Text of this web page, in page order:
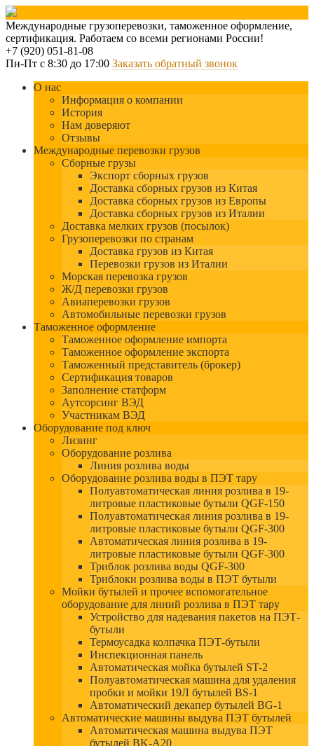
Международные грузоперевозки, таможенное оформление,
сертификация. Работаем со всеми регионами России!
+7 (920) 051-81-08
Пн-Пт с 8:30 до 17:00 Заказать обратный звонок
О нас
Информация о компании
История
Нам доверяют
Отзывы
Международные перевозки грузов
Сборные грузы
Экспорт сборных грузов
Доставка сборных грузов из Китая
Доставка сборных грузов из Европы
Доставка сборных грузов из Италии
Доставка мелких грузов (посылок)
Грузоперевозки по странам
Доставка грузов из Китая
Перевозки грузов из Италии
Морская перевозка грузов
Ж/Д перевозки грузов
Авиаперевозки грузов
Автомобильные перевозки грузов
Таможенное оформление
Таможенное оформление импорта
Таможенное оформление экспорта
Таможенный представитель (брокер)
Сертификация товаров
Заполнение статформ
Аутсорсинг ВЭД
Участникам ВЭД
Оборудование под ключ
Лизинг
Оборудование розлива
Линия розлива воды
Оборудование розлива воды в ПЭТ тару
Полуавтоматическая линия розлива в 19-
литровые пластиковые бутыли QGF-150
Полуавтоматическая линия розлива в 19-
литровые пластиковые бутыли QGF-300
Автоматическая линия розлива в 19-
литровые пластиковые бутыли QGF-300
Триблок розлива воды QGF-300
Триблоки розлива воды в ПЭТ бутыли
Мойки бутылей и прочее вспомогательное
оборудование для линий розлива в ПЭТ тару
Устройство для надевания пакетов на ПЭТ-
бутыли
Термоусадка колпачка ПЭТ-бутыли
Инспекционная панель
Автоматическая мойка бутылей ST-2
Полуавтоматическая машина для удаления
пробки и мойки 19Л бутылей BS-1
Автоматический декапер бутылей BG-1
Автоматические машины выдува ПЭТ бутылей
Автоматическая машина выдува ПЭТ
бутылей BK-A20